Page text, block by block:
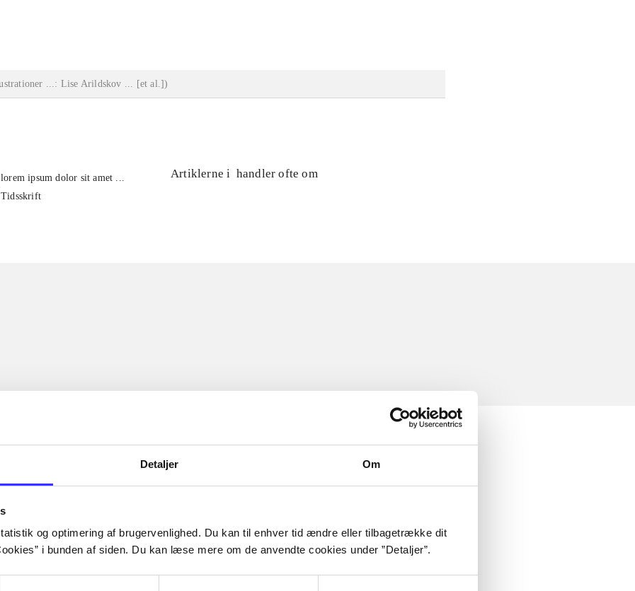
Detaljer Om
og optimering af brugervenlighed. Du kan til enhver tid ændre eller tilbagetrække dit
i bunden af siden. Du kan læse mere om de anvendte cookies under ”Detaljer”.
...: Lise Arildskov ... [et al.])
lorem ipsum dolor sit amet ...
Tidsskrift
Artiklerne i handler ofte om